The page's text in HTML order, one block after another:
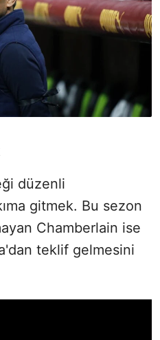
düzenli
gitmek. Bu sezon
Chamberlain ise
teklif gelmesini